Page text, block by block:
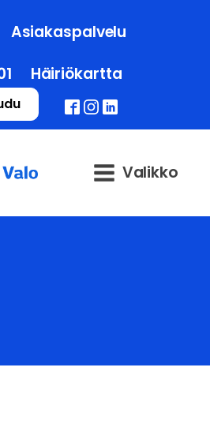
Asiakaspalvelu
Häiriökartta
Valikko